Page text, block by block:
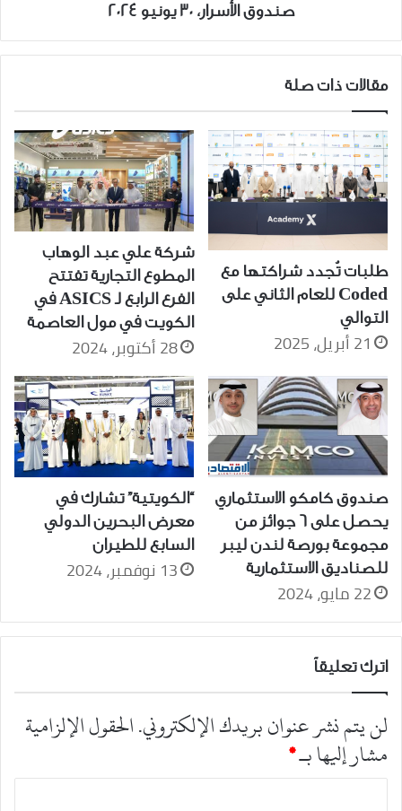
صندوق الأسرار، 30 يونيو 2024
مقالات ذات صلة
طلبات تُجدد شراكتها مع
Coded للعام الثاني على
التوالي
21 أبريل، 2025
شركة علي عبد الوهاب
المطوع التجارية تفتتح
الفرع الرابع لـ ASICS في
الكويت في مول العاصمة
28 أكتوبر، 2024
صندوق كامكو الاستثماري
يحصل على 6 جوائز من
مجموعة بورصة لندن ليبر
للصناديق الاستثمارية
22 مايو، 2024
“الكويتية” تشارك في
معرض البحرين الدولي
السابع للطيران
13 نوفمبر، 2024
اترك تعليقاً
لن يتم نشر عنوان بريدك الإلكتروني.الحقول الإلزامية
مشار إليها بـ*
ا